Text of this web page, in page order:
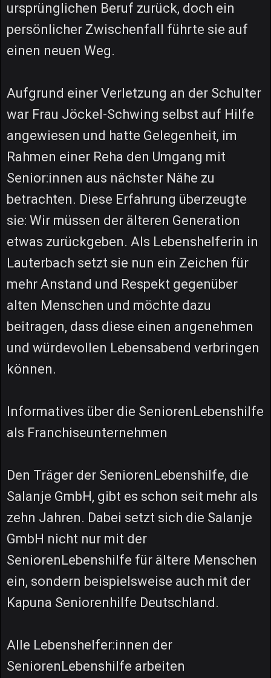
ursprünglichen Beruf zurück, doch ein
persönlicher Zwischenfall führte sie auf
einen neuen Weg.
Aufgrund einer Verletzung an der Schulter
war Frau Jöckel-Schwing selbst auf Hilfe
angewiesen und hatte Gelegenheit, im
Rahmen einer Reha den Umgang mit
Senior:innen aus nächster Nähe zu
betrachten. Diese Erfahrung überzeugte
sie: Wir müssen der älteren Generation
etwas zurückgeben. Als Lebenshelferin in
Lauterbach setzt sie nun ein Zeichen für
mehr Anstand und Respekt gegenüber
alten Menschen und möchte dazu
beitragen, dass diese einen angenehmen
und würdevollen Lebensabend verbringen
können.
Informatives über die SeniorenLebenshilfe
als Franchiseunternehmen
Den Träger der SeniorenLebenshilfe, die
Salanje GmbH, gibt es schon seit mehr als
zehn Jahren. Dabei setzt sich die Salanje
GmbH nicht nur mit der
SeniorenLebenshilfe für ältere Menschen
ein, sondern beispielsweise auch mit der
Kapuna Seniorenhilfe Deutschland.
Alle Lebenshelfer:innen der
SeniorenLebenshilfe arbeiten